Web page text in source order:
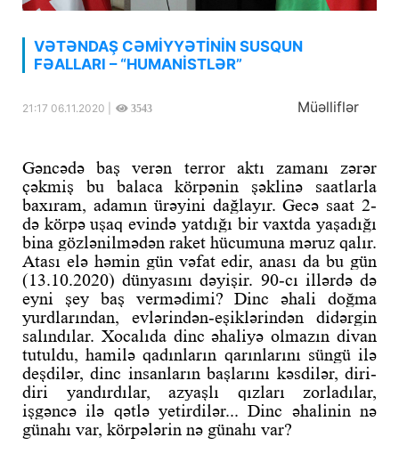
VƏTƏNDAŞ CƏMİYYƏTİNİN SUSQUN
FƏALLARI – “HUMANİSTLƏR”
21:17 06.11.2020 | 3543 Müəlliflər
Gəncədə baş verən terror aktı zamanı zərər
çəkmiş bu balaca körpənin şəklinə saatlarla
baxıram, adamın ürəyini dağlayır. Gecə saat 2-
də körpə uşaq evində yatdığı bir vaxtda yaşadığı
bina gözlənilmədən raket hücumuna məruz qalır.
Atası elə həmin gün vəfat edir, anası da bu gün
(13.10.2020) dünyasını dəyişir. 90-cı illərdə də
eyni şey baş vermədimi? Dinc əhali doğma
yurdlarından, evlərindən-eşiklərindən didərgin
salındılar. Xocalıda dinc əhaliyə olmazın divan
tutuldu, hamilə qadınların qarınlarını süngü ilə
deşdilər, dinc insanların başlarını kəsdilər, diri-
diri yandırdılar, azyaşlı qızları zorladılar,
işgəncə ilə qətlə yetirdilər... Dinc əhalinin nə
günahı var, körpələrin nə günahı var?